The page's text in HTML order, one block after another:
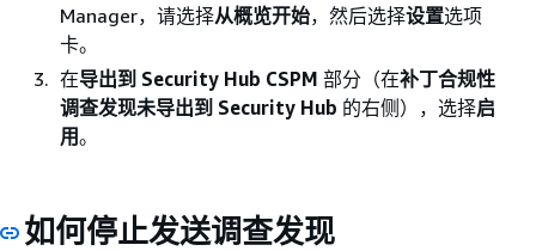
Manager，请选择从概览开始，然后选择设置选项
卡。
在导出到 Security Hub CSPM 部分（在补丁合规性
调查发现未导出到 Security Hub 的右侧），选择启
用。
如何停止发送调查发现